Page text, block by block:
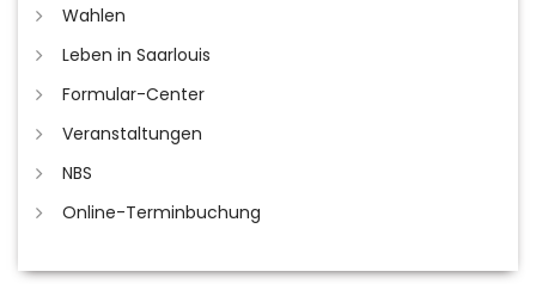
Wahlen
Leben in Saarlouis
Formular-Center
Veranstaltungen
NBS
Online-Terminbuchung